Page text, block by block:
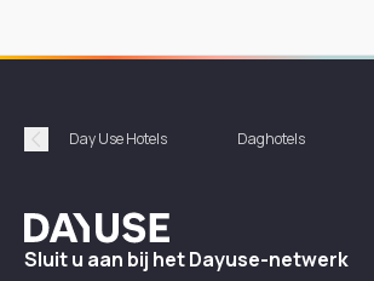
Précédent
Day Use Hotels Daghotels
Dayuse
Sluit u aan bij het Dayuse-netwerk